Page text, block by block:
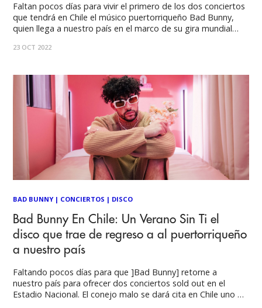
Faltan pocos días para vivir el primero de los dos conciertos
que tendrá en Chile el músico puertorriqueño Bad Bunny,
quien llega a nuestro país en el marco de su gira mundial
estudio Un Verano Sin Ti estrenado este 2022. El
23 OCT 2022
BAD BUNNY| CONCIERTOS | DISCO
Bad Bunny En Chile: Un Verano Sin Ti el
disco que trae de regreso a al puertorriqueño
a nuestro país
Faltando pocos días para que ]Bad Bunny] retorne a
nuestro país para ofrecer dos conciertos sold out en el
Estadio Nacional. El conejo malo se dará cita en Chile uno de